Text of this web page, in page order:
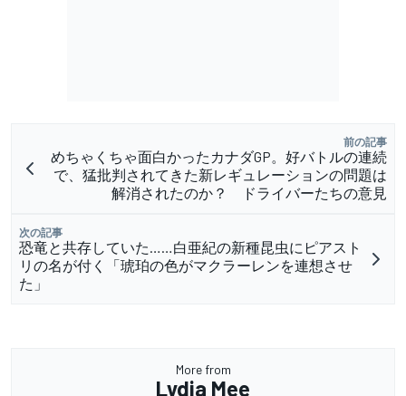
前の記事
めちゃくちゃ面白かったカナダGP。好バトルの連続
で、猛批判されてきた新レギュレーションの問題は
解消されたのか？ ドライバーたちの意見
次の記事
恐竜と共存していた……白亜紀の新種昆虫にピアスト
リの名が付く「琥珀の色がマクラーレンを連想させ
た」
More from
Lydia Mee